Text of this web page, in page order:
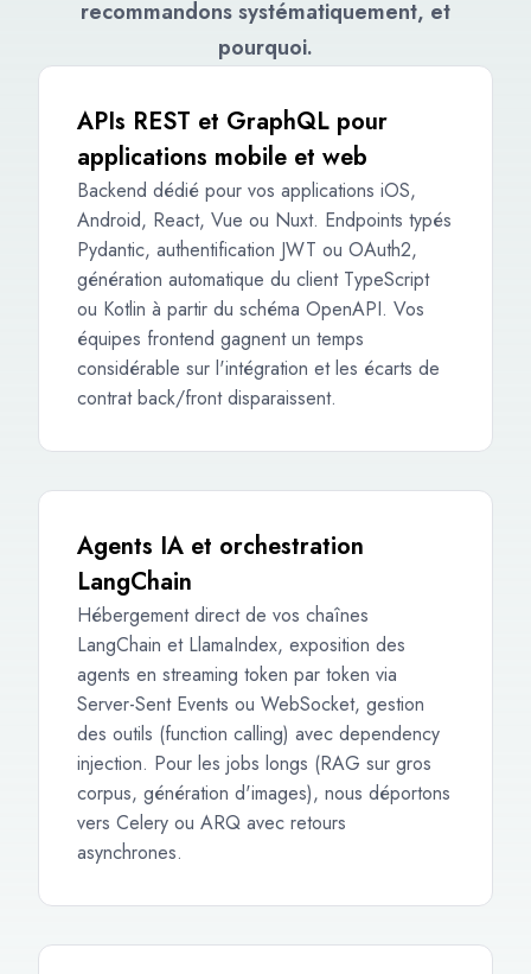
recommandons systématiquement, et
pourquoi.
APIs REST et GraphQL pour
applications mobile et web
Backend dédié pour vos applications iOS,
Android, React, Vue ou Nuxt. Endpoints typés
Pydantic, authentification JWT ou OAuth2,
génération automatique du client TypeScript
ou Kotlin à partir du schéma OpenAPI. Vos
équipes frontend gagnent un temps
considérable sur l'intégration et les écarts de
contrat back/front disparaissent.
Agents IA et orchestration
LangChain
Hébergement direct de vos chaînes
LangChain et LlamaIndex, exposition des
agents en streaming token par token via
Server-Sent Events ou WebSocket, gestion
des outils (function calling) avec dependency
injection. Pour les jobs longs (RAG sur gros
corpus, génération d'images), nous déportons
vers Celery ou ARQ avec retours
asynchrones.